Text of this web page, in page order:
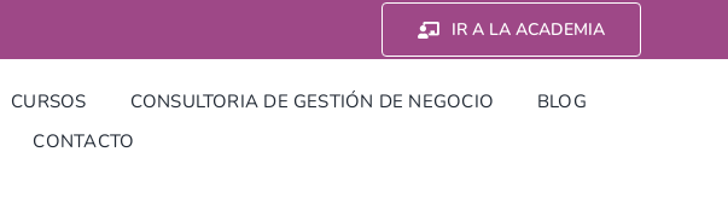
IR A LA ACADEMIA
CURSOS CONSULTORIA DE GESTIÓN DE NEGOCIO
BLOG
CONTACTO